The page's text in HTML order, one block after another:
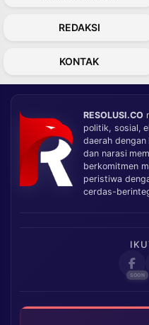
REDAKSI
KONTAK
RESOLUSI.CO
politik, sosial,
daerah
dan narasi
berkomitmen
peristiwa
cerdas-